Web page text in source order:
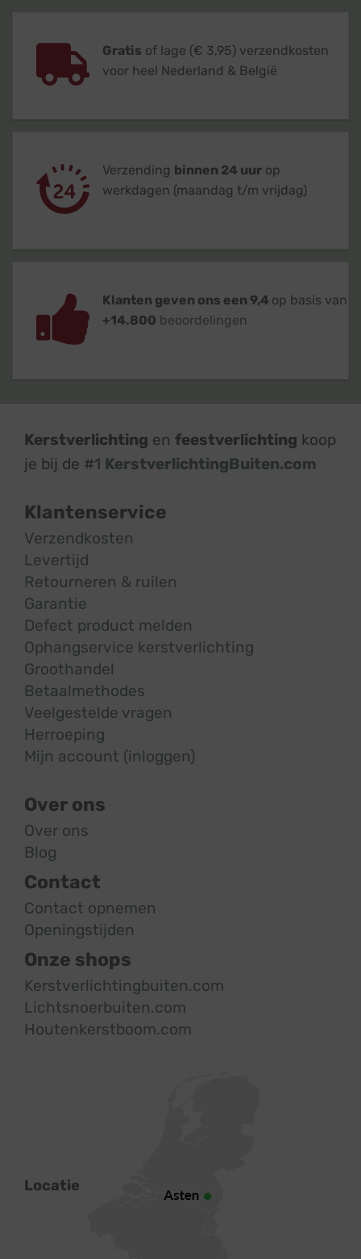
Gratis of lage (€ 3,95) verzendkosten
voor heel Nederland & België
Verzending binnen 24 uur op
werkdagen (maandag t/m vrijdag)
Klanten geven ons een 9,4 op basis van
+14.800 beoordelingen
Kerstverlichting en feestverlichting koop
je bij de #1 KerstverlichtingBuiten.com
Klantenservice
Verzendkosten
Levertijd
Retourneren & ruilen
Garantie
Defect product melden
Ophangservice kerstverlichting
Groothandel
Betaalmethodes
Veelgestelde vragen
Herroeping
Mijn account (inloggen)
Over ons
Over ons
Blog
Contact
Contact opnemen
Openingstijden
Onze shops
Kerstverlichtingbuiten.com
Lichtsnoerbuiten.com
Houtenkerstboom.com
Locatie